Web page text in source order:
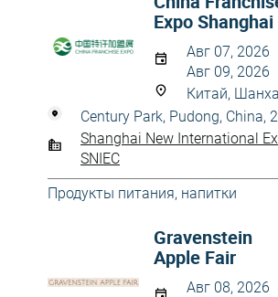
Expo Shanghai
Авг 07, 2026
Авг 09, 2026
Китай,
Century Park, Pudong, China,
Shanghai New International
SNIEC
Продукты питания, напитки
Gravenstein
Apple Fair
Авг 08, 2026